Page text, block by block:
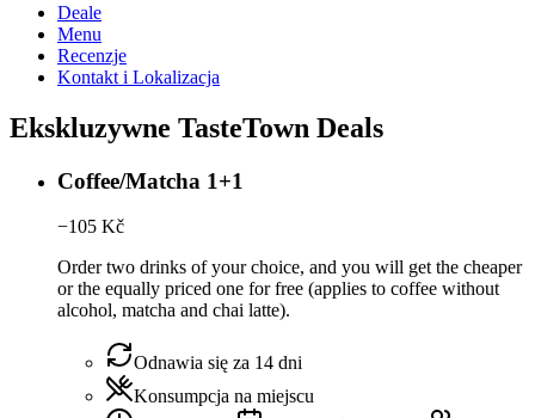
Deale
Menu
Recenzje
Kontakt i Lokalizacja
Ekskluzywne TasteTown Deals
Coffee/Matcha 1+1
−105 Kč
Order two drinks of your choice, and you will get the cheaper
or the equally priced one for free (applies to coffee without
alcohol, matcha and chai latte).
Odnawia się za 14 dni
Konsumpcja na miejscu